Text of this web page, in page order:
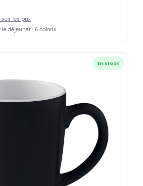
les prix
déjeuner · 6 coloris
En stock